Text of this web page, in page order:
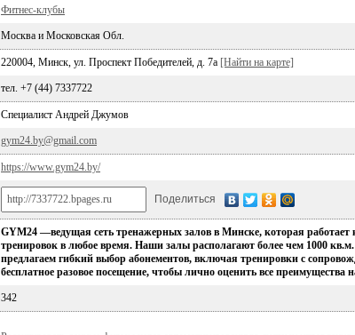
Фитнес-клубы
Москва и Московская Обл.
220004, Минск, ул. Проспект Победителей, д. 7а [Найти на карте]
тел. +7 (44) 7337722
Специалист Андрей Джумов
gym24.by@gmail.com
https://www.gym24.by/
Поделиться
GYM24 —ведущая сеть тренажерных залов в Минске, которая работает
тренировок в любое время. Наши залы располагают более чем 1000
предлагаем гибкий выбор абонементов, включая тренировки с
бесплатное разовое посещение, чтобы лично оценить все преимущества
342